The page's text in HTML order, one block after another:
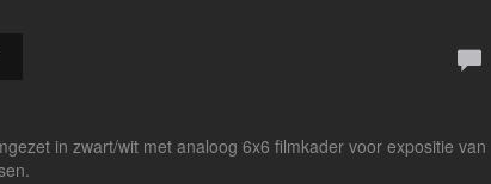
in zwart/wit met analoog 6x6 filmkader voor expositie van